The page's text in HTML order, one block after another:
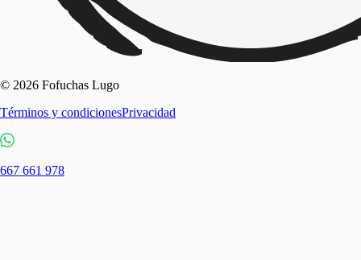
© 2026 Fofuchas Lugo
Términos y condicionesPrivacidad
667 661 978